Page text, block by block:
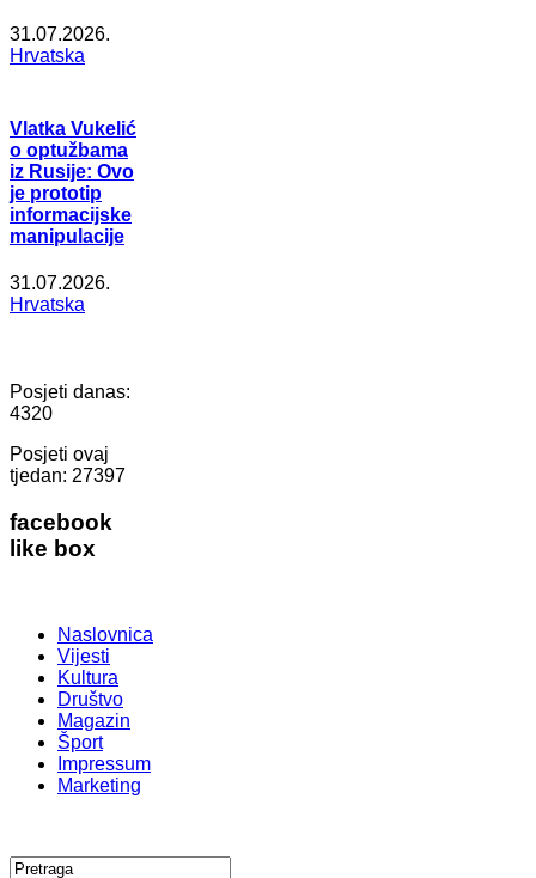
31.07.2026.
Hrvatska
Vlatka Vukelić
o optužbama
iz Rusije: Ovo
je prototip
informacijske
manipulacije
31.07.2026.
Hrvatska
Posjeti danas:
4320
Posjeti ovaj
tjedan: 27397
facebook
like box
Naslovnica
Vijesti
Kultura
Društvo
Magazin
Šport
Impressum
Marketing